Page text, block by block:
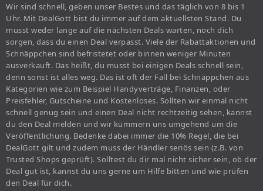
Wir sind schnell, geben unser Bestes und das täglich von 8 bis 1
Uhr. Mit DealGott bist du immer auf dem aktuellsten Stand. Du
musst weder lange auf die nächsten Deals warten, noch dich
sorgen, dass du einen Deal verpasst. Viele der Rabattaktionen und
Schnäppchen sind befristetet oder binnen weniger Minuten
ausverkauft. Das heißt, du musst bei einigen Deals schnell sein,
denn sonst ist alles weg. Das ist oft der Fall bei Schnäppchen aus
Kategorien wie zum Beispiel Handyverträge, Finanzen, oder
Preisfehler, Gutscheine und Kostenloses. Sollten wir einmal nicht
schnell genug sein und einen Deal nicht rechtzeitig sehen, kannst
du den Deal melden und wir kümmern uns umgehend um die
Veröffentlichung. Bedenke dabei immer die 10% Regel, die bei
DealGott gilt und zudem muss der Händler seriös sein (z.B. von
Trusted Shops geprüft). Solltest du dir mal nicht sicher sein, ob der
Deal gut ist, kannst du uns gerne um Hilfe bitten und wie prüfen
den Deal für dich.